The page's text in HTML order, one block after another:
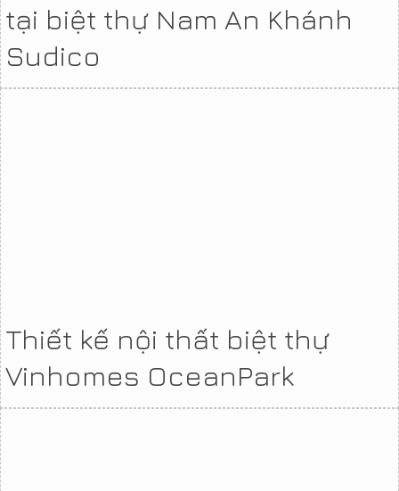
tại biệt thự Nam An Khánh
Sudico
Thiết kế nội thất biệt thự
Vinhomes OceanPark